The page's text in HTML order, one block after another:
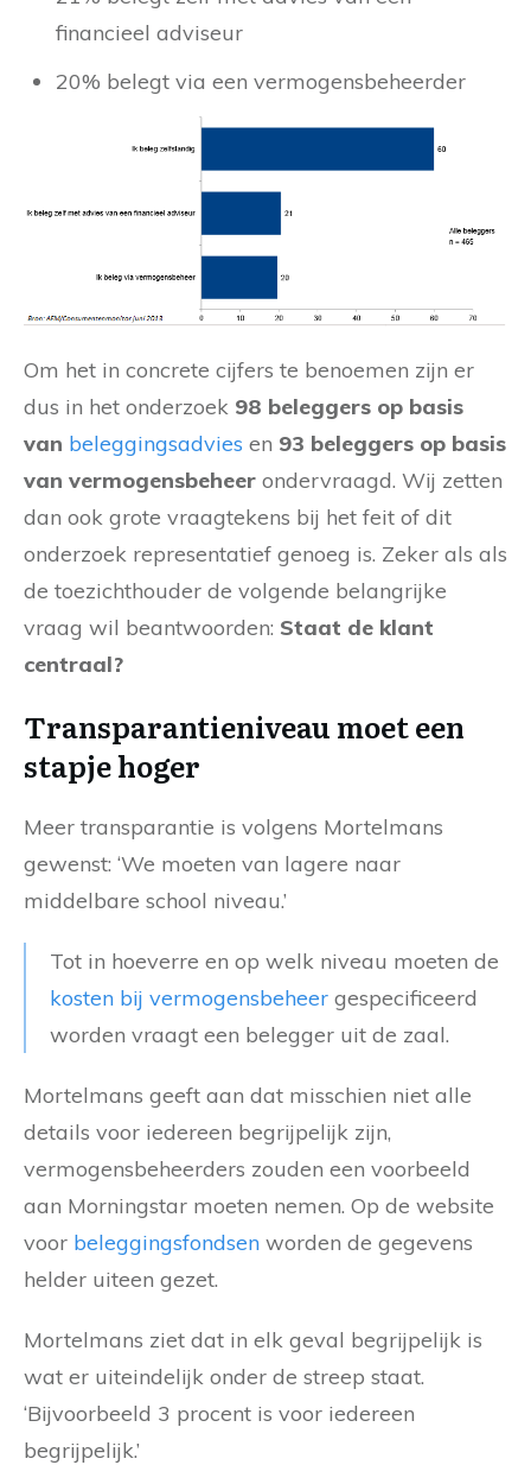
financieel adviseur
20% belegt via een vermogensbeheerder
Om het in concrete cijfers te benoemen zijn er
dus in het onderzoek 98 beleggers op basis
van beleggingsadvies en 93 beleggers op basis
van vermogensbeheer ondervraagd. Wij zetten
dan ook grote vraagtekens bij het feit of dit
onderzoek representatief genoeg is. Zeker als als
de toezichthouder de volgende belangrijke
vraag wil beantwoorden: Staat de klant
centraal?
Transparantieniveau moet een
stapje hoger
Meer transparantie is volgens Mortelmans
gewenst: ‘We moeten van lagere naar
middelbare school niveau.’
Tot in hoeverre en op welk niveau moeten de
kosten bij vermogensbeheer gespecificeerd
worden vraagt een belegger uit de zaal.
Mortelmans geeft aan dat misschien niet alle
details voor iedereen begrijpelijk zijn,
vermogensbeheerders zouden een voorbeeld
aan Morningstar moeten nemen. Op de website
voor beleggingsfondsen worden de gegevens
helder uiteen gezet.
Mortelmans ziet dat in elk geval begrijpelijk is
wat er uiteindelijk onder de streep staat.
‘Bijvoorbeeld 3 procent is voor iedereen
begrijpelijk.’